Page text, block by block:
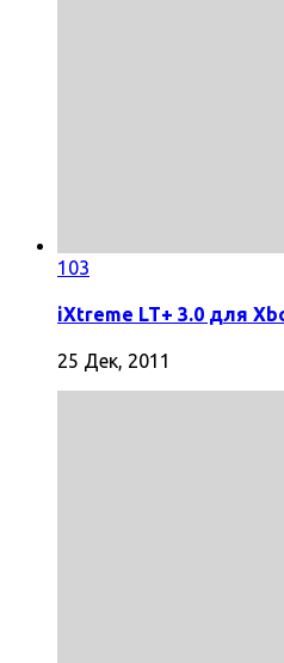
103
iXtreme LT+ 3.0 для
25 Дек, 2011